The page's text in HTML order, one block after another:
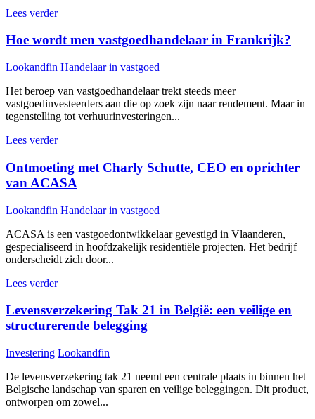
Lees verder
Hoe wordt men vastgoedhandelaar in Frankrijk?
Lookandfin Handelaar in vastgoed
Het beroep van vastgoedhandelaar trekt steeds meer
vastgoedinvesteerders aan die op zoek zijn naar rendement. Maar in
tegenstelling tot verhuurinvesteringen...
Lees verder
Ontmoeting met Charly Schutte, CEO en oprichter
van ACASA
Lookandfin Handelaar in vastgoed
ACASA is een vastgoedontwikkelaar gevestigd in Vlaanderen,
gespecialiseerd in hoofdzakelijk residentiële projecten. Het bedrijf
onderscheidt zich door...
Lees verder
Levensverzekering Tak 21 in België: een veilige en
structurerende belegging
Investering Lookandfin
De levensverzekering tak 21 neemt een centrale plaats in binnen het
Belgische landschap van sparen en veilige beleggingen. Dit product,
ontworpen om zowel...